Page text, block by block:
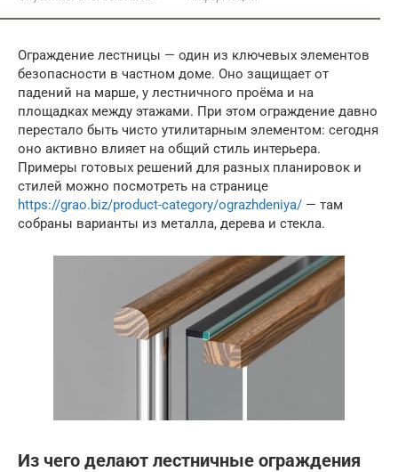
Ограждение лестницы — один из ключевых элементов
безопасности в частном доме. Оно защищает от
падений на марше, у лестничного проёма и на
площадках между этажами. При этом ограждение давно
перестало быть чисто утилитарным элементом: сегодня
оно активно влияет на общий стиль интерьера.
Примеры готовых решений для разных планировок и
стилей можно посмотреть на странице
https://grao.biz/product-category/ograzhdeniya/ — там
собраны варианты из металла, дерева и стекла.
Из чего делают лестничные ограждения